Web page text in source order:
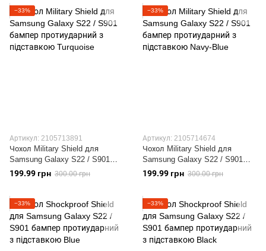
−33%
Артикул: 2105713891
Чохол Military Shield для
Samsung Galaxy S22 / S901
бампер протиударний з
підставкою Turquoise
199.99 грн 300.00 грн
−33%
Артикул: 2105714674
Чохол Military Shield для
Samsung Galaxy S22 / S901
бампер протиударний з
підставкою Navy-Blue
199.99 грн 300.00 грн
−33% −33%